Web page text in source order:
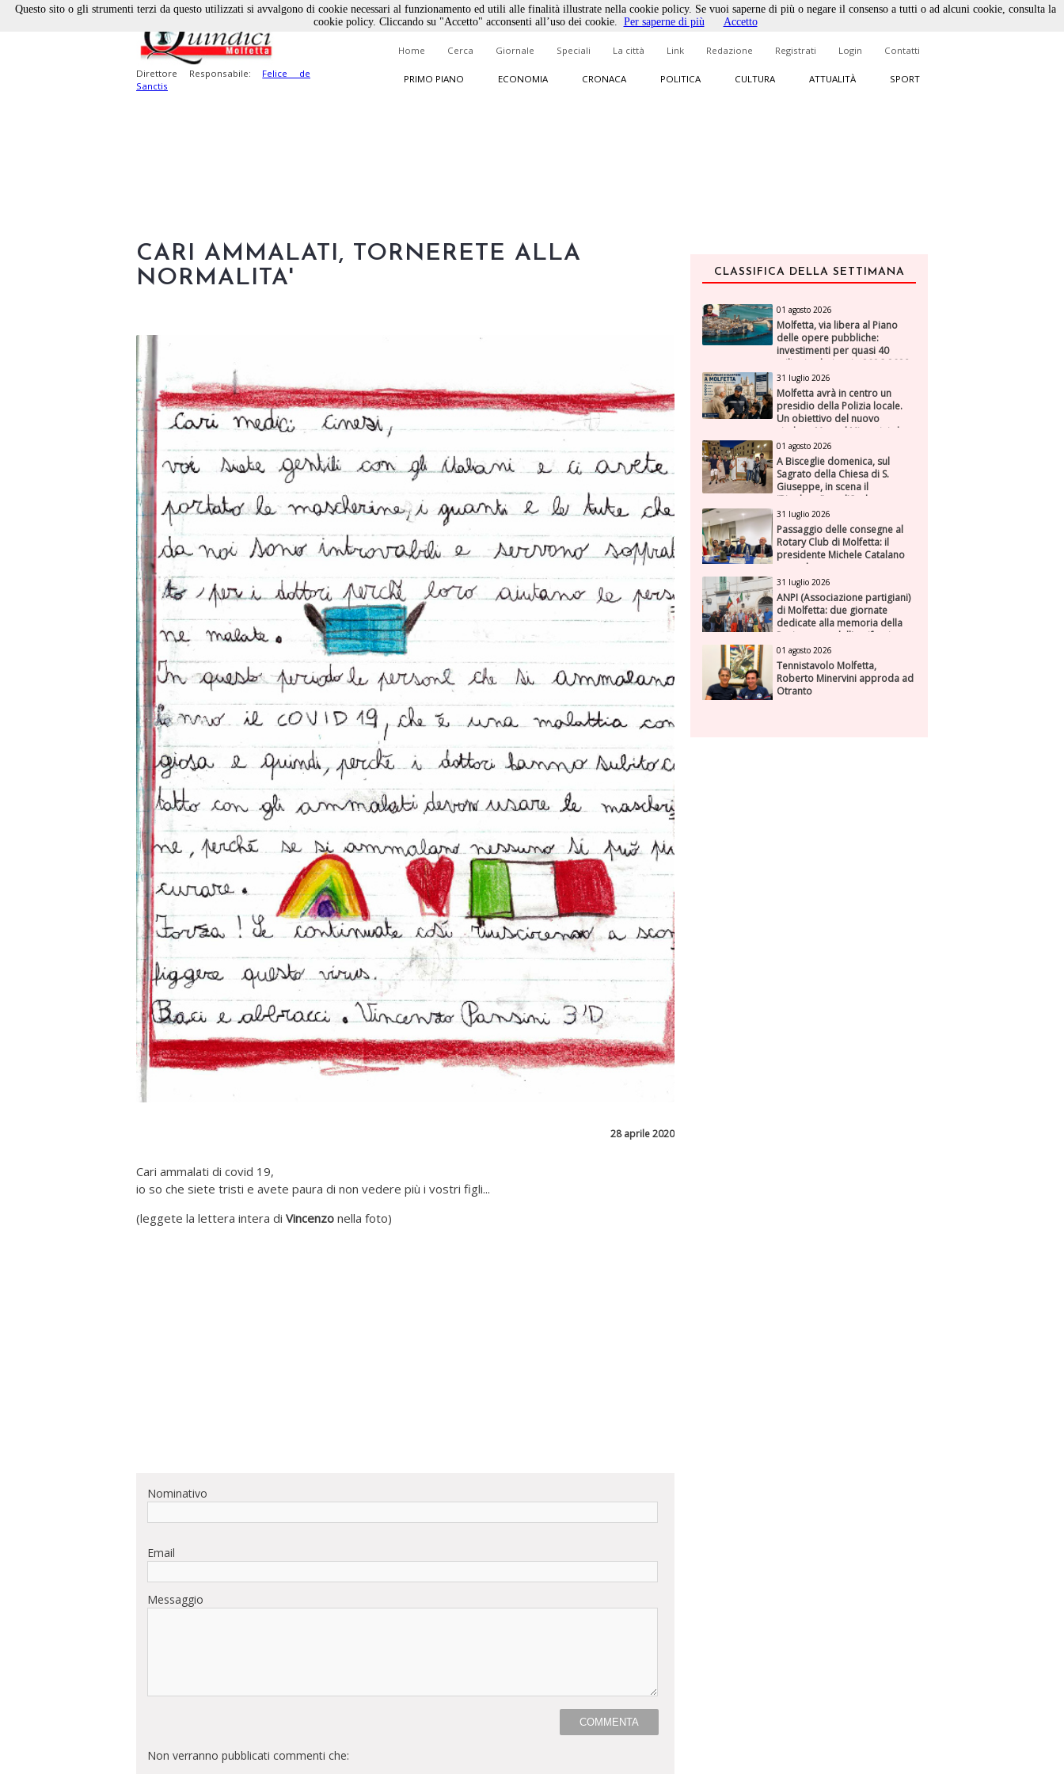
Direttore Responsabile: Felice de
Sanctis
Home Cerca Giornale Speciali La città Link Redazione Registrati Login Contatti
PRIMO PIANO ECONOMIA CRONACA POLITICA CULTURA ATTUALITÀ SPORT
CARI AMMALATI, TORNERETE ALLA
NORMALITA'
28 aprile 2020
Cari ammalati di covid 19,
io so che siete tristi e avete paura di non vedere più i vostri figli...
(leggete la lettera intera di Vincenzo nella foto)
Nominativo
Email
Messaggio
Non verranno pubblicati commenti che:
CLASSIFICA DELLA SETTIMANA
01 agosto 2026
Molfetta, via libera al Piano
delle opere pubbliche:
investimenti per quasi 40
milioni nel triennio 2026-2028
31 luglio 2026
Molfetta avrà in centro un
presidio della Polizia locale.
Un obiettivo del nuovo
sindaco Manuel Minervini che
diviene realtà, con la speranza
di maggiore efficienza e
presenza sul territorio
01 agosto 2026
A Bisceglie domenica, sul
Sagrato della Chiesa di S.
Giuseppe, in scena il
“Rigoletto” con l’Orchestra
Sinfonica Federiciana
31 luglio 2026
Passaggio delle consegne al
Rotary Club di Molfetta: il
presidente Michele Catalano
succede a se stesso
31 luglio 2026
ANPI (Associazione partigiani)
di Molfetta: due giornate
dedicate alla memoria della
Resistenza e dell'antifascismo
01 agosto 2026
Tennistavolo Molfetta,
Roberto Minervini approda ad
Otranto
Questo sito o gli strumenti terzi da questo utilizzati si avvalgono di cookie necessari al funzionamento ed utili alle finalità illustrate nella cookie policy. Se vuoi saperne di più o negare il consenso a tutti o ad alcuni cookie, consulta la
cookie policy. Cliccando su "Accetto" acconsenti all’uso dei cookie. Per saperne di più Accetto